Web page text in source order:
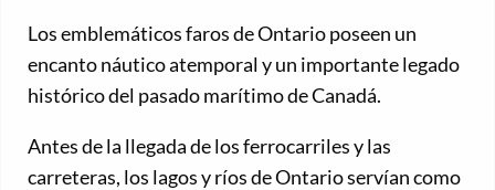
Los emblemáticos faros de Ontario poseen un
encanto náutico atemporal y un importante legado
histórico del pasado marítimo de Canadá.
Antes de la llegada de los ferrocarriles y las
carreteras, los lagos y ríos de Ontario servían como